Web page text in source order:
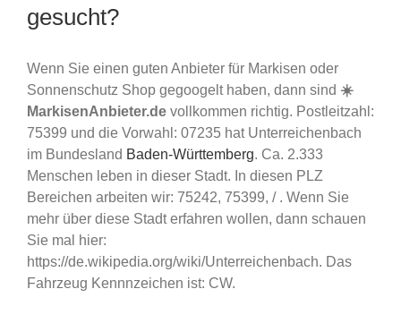
gesucht?
Wenn Sie einen guten Anbieter für Markisen oder
Sonnenschutz Shop gegoogelt haben, dann sind ☀️
MarkisenAnbieter.de vollkommen richtig. Postleitzahl:
75399 und die Vorwahl: 07235 hat Unterreichenbach
im Bundesland Baden-Württemberg. Ca. 2.333
Menschen leben in dieser Stadt. In diesen PLZ
Bereichen arbeiten wir: 75242, 75399, / . Wenn Sie
mehr über diese Stadt erfahren wollen, dann schauen
Sie mal hier:
https://de.wikipedia.org/wiki/Unterreichenbach. Das
Fahrzeug Kennnzeichen ist: CW.